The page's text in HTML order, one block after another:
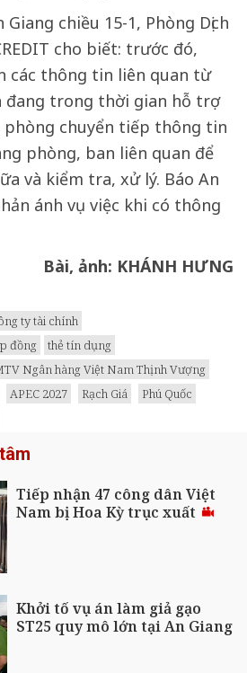
chiều 15-1, Phòng Dịch
cho biết: trước đó,
các thông tin liên quan từ
đang trong thời gian hỗ trợ
phòng chuyển tiếp thông tin
phòng, ban liên quan để
và kiểm tra, xử lý. Báo An
ánh vụ việc khi có thông
Bài, ảnh: KHÁNH HƯNG
ty tài chính
đồng
thẻ tín dụng
Ngân hàng Việt Nam Thịnh Vượng
APEC 2027 Rạch Giá
Phú Quốc
Tiếp nhận 47 công dân Việt
Nam bị Hoa Kỳ trục xuất
Khởi tố vụ án làm giả gạo
ST25 quy mô lớn tại An Giang